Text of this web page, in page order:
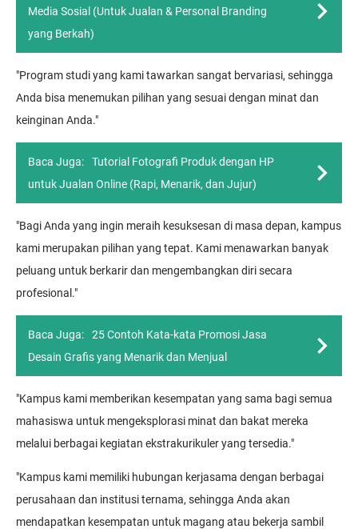
Media Sosial (Untuk Jualan & Personal Branding
yang Berkah)
"Program studi yang kami tawarkan sangat bervariasi, sehingga
Anda bisa menemukan pilihan yang sesuai dengan minat dan
keinginan Anda."
Baca Juga:
Tutorial Fotografi Produk dengan HP
untuk Jualan Online (Rapi, Menarik, dan Jujur)
"Bagi Anda yang ingin meraih kesuksesan di masa depan, kampus
kami merupakan pilihan yang tepat. Kami menawarkan banyak
peluang untuk berkarir dan mengembangkan diri secara
profesional."
Baca Juga:
25 Contoh Kata-kata Promosi Jasa
Desain Grafis yang Menarik dan Menjual
"Kampus kami memberikan kesempatan yang sama bagi semua
mahasiswa untuk mengeksplorasi minat dan bakat mereka
melalui berbagai kegiatan ekstrakurikuler yang tersedia."
"Kampus kami memiliki hubungan kerjasama dengan berbagai
perusahaan dan institusi ternama, sehingga Anda akan
mendapatkan kesempatan untuk magang atau bekerja sambil